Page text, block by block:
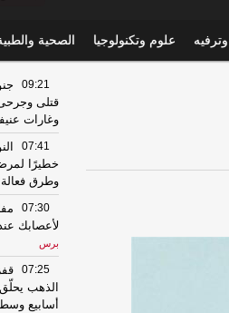
علوم وتكنولوجيا الصحية
09:21
قتلى
وغارات
07:41
خطيرًا
وطرق فعالة
07:30
لأعصابك
برس
07:25
أسابيع وسط